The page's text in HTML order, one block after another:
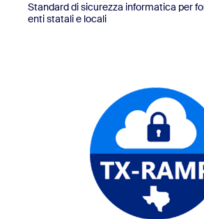
Standard di sicurezza informatica per
enti statali e locali